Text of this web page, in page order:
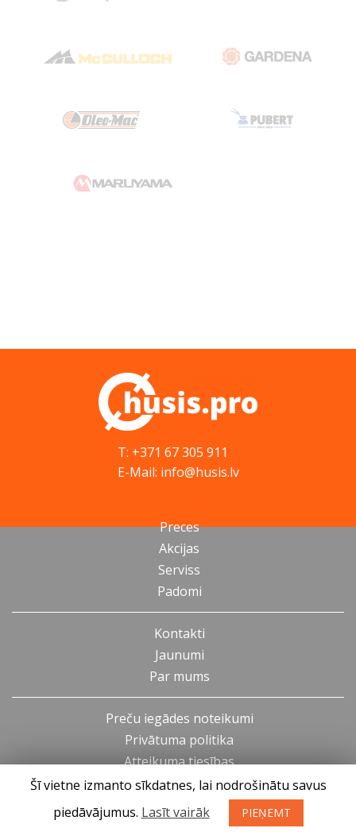
T: +371 67 305 911
E-Mail: info@husis.lv
Preces
Akcijas
Serviss
Padomi
Kontakti
Jaunumi
Par mums
Preču iegādes noteikumi
Privātuma politika
Atteikuma tiesības
Šī vietne izmanto sīkdatnes, lai nodrošinātu savus
piedāvājumus. Lasīt vairāk PIEŅEMT